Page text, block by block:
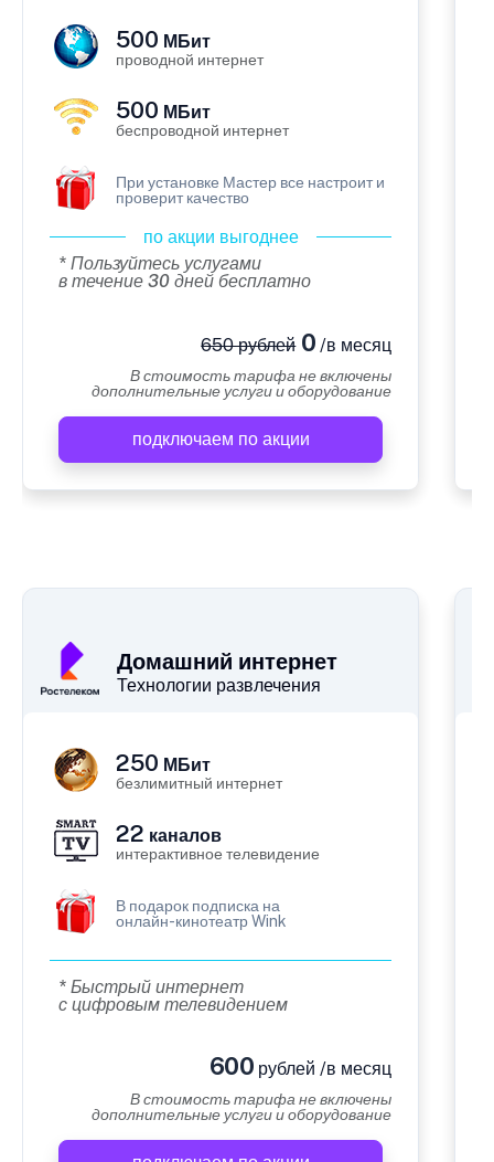
500 МБит
проводной интернет
500 МБит
беспроводной интернет
При установке Мастер все настроит и
проверит качество
по акции выгоднее
* Пользуйтесь услугами
в течение 30 дней бесплатно
650 рублей0 /в месяц
В стоимость тарифа не включены
дополнительные услуги и оборудование
подключаем по акции
Домашний интернет
Технологии развлечения
250 МБит
безлимитный интернет
22 каналов
интерактивное телевидение
В подарок подписка на
онлайн-кинотеатр Wink
* Быстрый интернет
с цифровым телевидением
600 рублей /в месяц
В стоимость тарифа не включены
дополнительные услуги и оборудование